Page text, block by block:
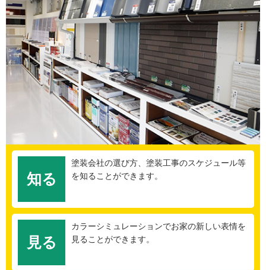
知る
塗装会社の選び方、塗装工事のスケジュール等
を知ることができます。
見る
カラーシミュレーションでお家の新しい表情を
見ることができます。